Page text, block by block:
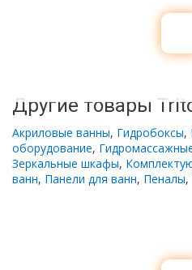
Другие товары
Акриловые ванны, Гидробоксы,
оборудование,
Зеркальные шкафы,
ванн, Панели для ванн, Пеналы,